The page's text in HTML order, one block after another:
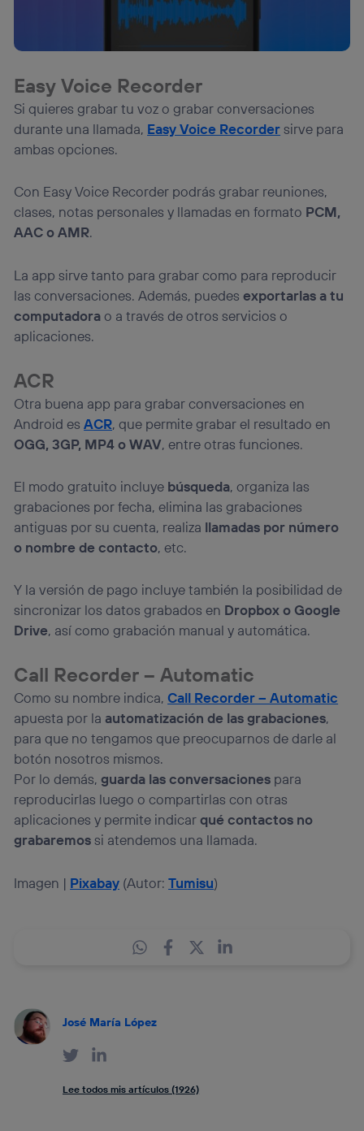
Easy Voice Recorder
Si quieres grabar tu voz o grabar conversaciones
durante una llamada, Easy Voice Recordersirve para
ambas opciones.
Con Easy Voice Recorder podrás grabar reuniones,
clases, notas personales y llamadas en formato PCM,
AAC o AMR.
La app sirve tanto para grabar como para reproducir
las conversaciones. Además, puedesexportarlas a tu
computadorao a través de otros servicios o
aplicaciones.
ACR
Otra buena app para grabar conversaciones en
Android esACR, que permite grabar el resultado en
OGG, 3GP, MP4 o WAV, entre otras funciones.
El modo gratuito incluye búsqueda, organiza las
grabaciones por fecha, elimina las grabaciones
antiguas por su cuenta, realiza llamadas por número
o nombre de contacto, etc.
Y la versión de pago incluye también la posibilidad de
sincronizar los datos grabados en Dropbox o Google
Drive, así como grabación manual y automática.
Call Recorder – Automatic
Como su nombre indica,Call Recorder – Automatic
apuesta por la automatización de las grabaciones,
para que no tengamos que preocuparnos de darle al
botón nosotros mismos.
Por lo demás,guarda las conversaciones para
reproducirlas luego o compartirlas con otras
aplicaciones y permite indicarqué contactos no
grabaremossi atendemos una llamada.
Imagen | Pixabay (Autor:Tumisu)
José María López
Lee todos mis artículos (1926)